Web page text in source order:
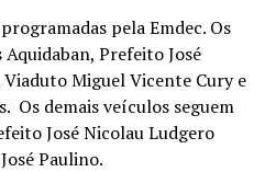
pela Emdec. Os
Prefeito José
Miguel Vicente Cury e
Os demais veículos seguem
José Nicolau Ludgero
Paulino.